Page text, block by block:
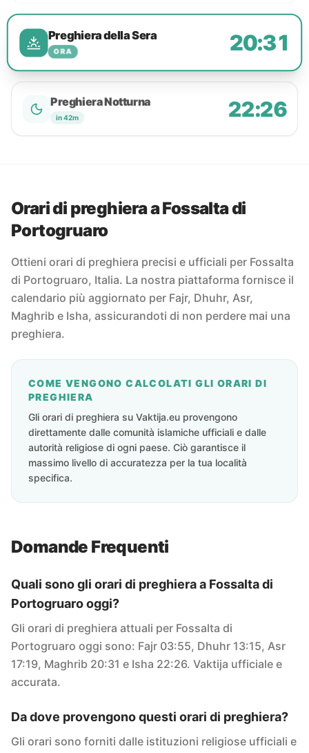
Preghiera della Sera
ORA 20:31
Preghiera Notturna
in 42m 22:26
Orari di preghiera a Fossalta di
Portogruaro
Ottieni orari di preghiera precisi e ufficiali per Fossalta
di Portogruaro, Italia. La nostra piattaforma fornisce il
calendario più aggiornato per Fajr, Dhuhr, Asr,
Maghrib e Isha, assicurandoti di non perdere mai una
preghiera.
COME VENGONO CALCOLATI GLI ORARI DI
PREGHIERA
Gli orari di preghiera su Vaktija.eu provengono
direttamente dalle comunità islamiche ufficiali e dalle
autorità religiose di ogni paese. Ciò garantisce il
massimo livello di accuratezza per la tua località
specifica.
Domande Frequenti
Quali sono gli orari di preghiera a Fossalta di
Portogruaro oggi?
Gli orari di preghiera attuali per Fossalta di
Portogruaro oggi sono: Fajr 03:55, Dhuhr 13:15, Asr
17:19, Maghrib 20:31 e Isha 22:26. Vaktija ufficiale e
accurata.
Da dove provengono questi orari di preghiera?
Gli orari sono forniti dalle istituzioni religiose ufficiali e